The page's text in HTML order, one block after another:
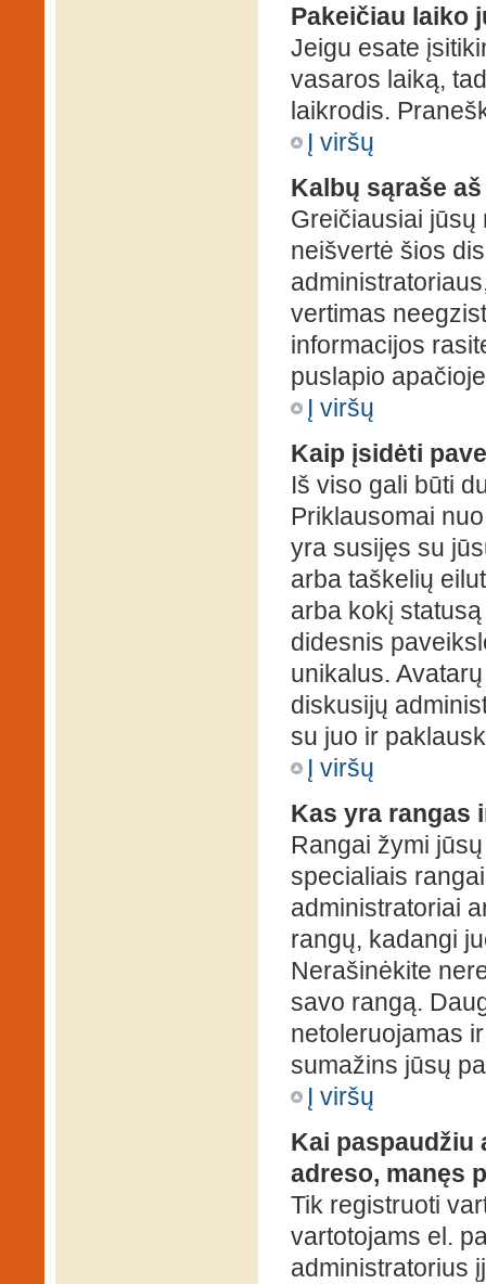
Pakeičiau laiko
Jeigu esate
vasaros laiką,
laikrodis.
Į viršų
Kalbų sąraše
Greičiausiai jūsų
neišvertė šios
vertimas
informacijos
puslapio
Į viršų
Kaip įsidėti
Iš viso gali būti
Priklausomai
yra susijęs su
arba taškelių
arba kokį
didesnis
unikalus.
diskusijų
su juo ir
Į viršų
Kas yra rangas
Rangai žymi
specialiais
administratoriai
rangų, kadangi
Nerašinėkite
savo rangą.
netoleruojamas
sumažins jūsų
Į viršų
Kai
adreso, manęs
Tik registruoti
vartotojams el.
administratorius